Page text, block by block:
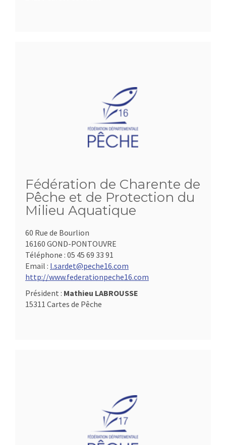
Fédération de Charente de
Pêche et de Protection du
Milieu Aquatique
60 Rue de Bourlion
16160 GOND-PONTOUVRE
Téléphone : 05 45 69 33 91
Email : l.sardet@peche16.com
http://www.federationpeche16.com
Président : Mathieu LABROUSSE
15311 Cartes de Pêche